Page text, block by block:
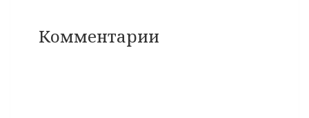
Комментарии